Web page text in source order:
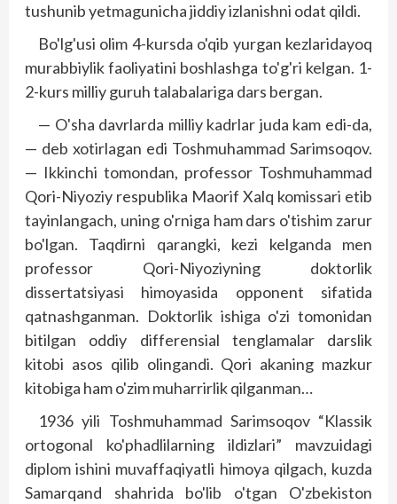
tushunib yetmagunicha jiddiy izlanishni odat qildi.
Bo'lg'usi olim 4-kursda o'qib yurgan kezlaridayoq
murabbiylik faoliyatini boshlashga to'g'ri kelgan. 1-
2-kurs milliy guruh talabalariga dars bergan.
— O'sha davrlarda milliy kadrlar juda kam edi-da,
— deb xotirlagan edi Toshmuhammad Sarimsoqov.
— Ikkinchi tomondan, professor Toshmuhammad
Qori-Niyoziy respublika Maorif Xalq komissari etib
tayinlangach, uning o'rniga ham dars o'tishim zarur
bo'lgan. Taqdirni qarangki, kezi kelganda men
professor Qori-Niyoziyning doktorlik
dissertatsiyasi himoyasida opponent sifatida
qatnashganman. Doktorlik ishiga o'zi tomonidan
bitilgan oddiy differensial tenglamalar darslik
kitobi asos qilib olingandi. Qori akaning mazkur
kitobiga ham o'zim muharrirlik qilganman…
1936 yili Toshmuhammad Sarimsoqov “Klassik
ortogonal ko'phadlilarning ildizlari” mavzuidagi
diplom ishini muvaffaqiyatli himoya qilgach, kuzda
Samarqand shahrida bo'lib o'tgan O'zbekiston